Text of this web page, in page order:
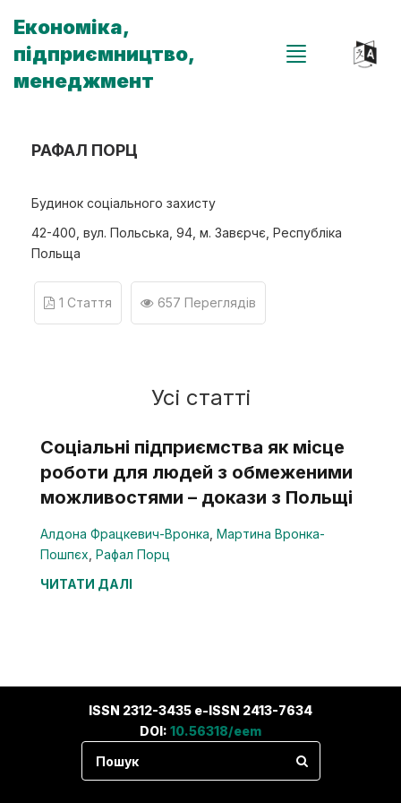
Економіка,
підприємництво,
менеджмент
РАФАЛ ПОРЦ
Будинок соціального захисту
42-400, вул. Польська, 94, м. Завєрчє, Республіка
Польща
1 Стаття 657 Переглядів
Усі статті
Соціальні підприємства як місце
роботи для людей з обмеженими
можливостями – докази з Польщі
Алдона Фрацкевич-Вронка Мартина Вронка-
Пошпєх Рафал Порц
ЧИТАТИ ДАЛІ
ISSN 2312-3435 e-ISSN 2413-7634
DOI: 10.56318/eem